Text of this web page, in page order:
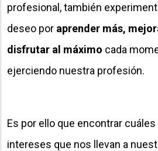
profesional, también
deseo por aprender más,
disfrutar al máximo cada
ejerciendo nuestra profesión.
Es por ello que encontrar
intereses que nos llevan a